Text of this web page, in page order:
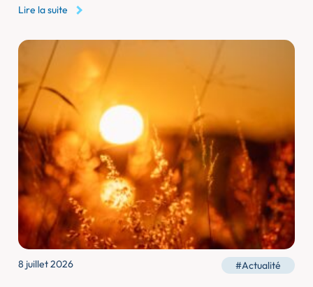
Lire la suite
8 juillet 2026 #Actualité